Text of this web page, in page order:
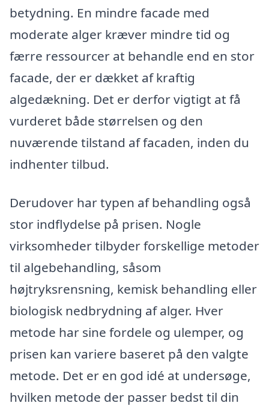
betydning. En mindre facade med
moderate alger kræver mindre tid og
færre ressourcer at behandle end en stor
facade, der er dækket af kraftig
algedækning. Det er derfor vigtigt at få
vurderet både størrelsen og den
nuværende tilstand af facaden, inden du
indhenter tilbud.
Derudover har typen af behandling også
stor indflydelse på prisen. Nogle
virksomheder tilbyder forskellige metoder
til algebehandling, såsom
højtryksrensning, kemisk behandling eller
biologisk nedbrydning af alger. Hver
metode har sine fordele og ulemper, og
prisen kan variere baseret på den valgte
metode. Det er en god idé at undersøge,
hvilken metode der passer bedst til din